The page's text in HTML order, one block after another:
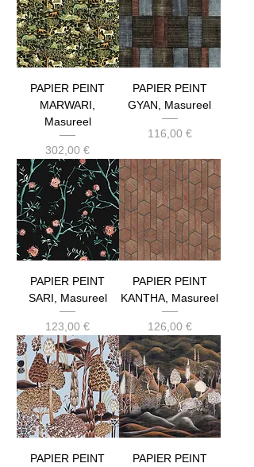
PAPIER PEINT
MARWARI,
Masureel
Prix
302,00 €
PAPIER PEINT
GYAN, Masureel
Prix
116,00 €
PAPIER PEINT
SARI, Masureel
Prix
123,00 €
PAPIER PEINT
KANTHA, Masureel
Prix
126,00 €
PAPIER PEINT
PAPIER PEINT